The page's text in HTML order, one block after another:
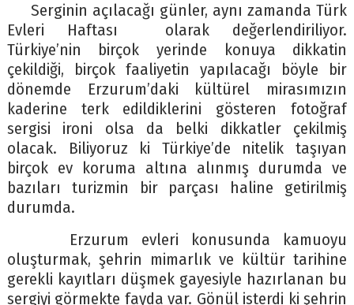
Serginin açılacağı günler, aynı zamanda Türk
Evleri Haftası olarak değerlendiriliyor.
Türkiye’nin birçok yerinde konuya dikkatin
çekildiği, birçok faaliyetin yapılacağı böyle bir
dönemde Erzurum’daki kültürel mirasımızın
kaderine terk edildiklerini gösteren fotoğraf
sergisi ironi olsa da belki dikkatler çekilmiş
olacak. Biliyoruz ki Türkiye’de nitelik taşıyan
birçok ev koruma altına alınmış durumda ve
bazıları turizmin bir parçası haline getirilmiş
durumda.
Erzurum evleri konusunda kamuoyu
oluşturmak, şehrin mimarlık ve kültür tarihine
gerekli kayıtları düşmek gayesiyle hazırlanan bu
sergiyi görmekte fayda var. Gönül isterdi ki şehrin